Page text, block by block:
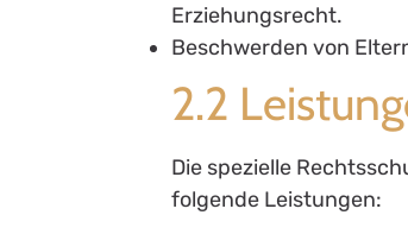
Erziehungsrecht.
Beschwerden von
2.2
Die spezielle
folgende Leistungen: